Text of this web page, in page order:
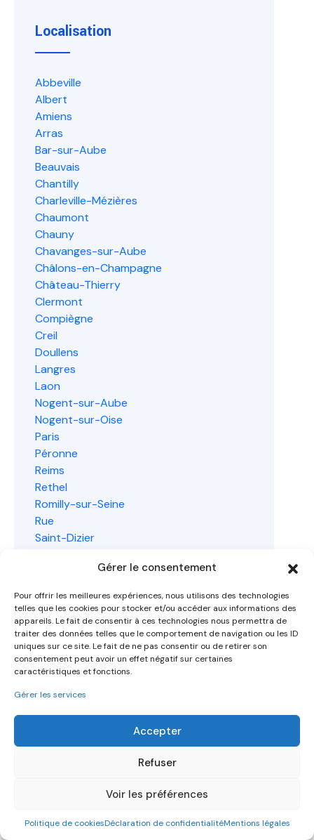
Gérer le consentement
Pour offrir les meilleures expériences, nous utilisons des technologies
telles que les cookies pour stocker et/ou accéder aux informations des
appareils. Le fait de consentir à ces technologies nous permettra de
traiter des données telles que le comportement de navigation ou les ID
uniques sur ce site. Le fait de ne pas consentir ou de retirer son
consentement peut avoir un effet négatif sur certaines
caractéristiques et fonctions.
Gérer les services
Accepter
Refuser
Voir les préférences
Politique de cookiesDéclaration de confidentialitéMentions légales
Localisation
Abbeville
Albert
Amiens
Arras
Bar-sur-Aube
Beauvais
Chantilly
Charleville-Mézières
Chaumont
Chauny
Chavanges-sur-Aube
Châlons-en-Champagne
Château-Thierry
Clermont
Compiègne
Creil
Doullens
Langres
Laon
Nogent-sur-Aube
Nogent-sur-Oise
Paris
Péronne
Reims
Rethel
Romilly-sur-Seine
Rue
Saint-Dizier
Tergnier
Troyes
Villers-Cotterêts
Vitry-le-François
Vouziers
Épernay